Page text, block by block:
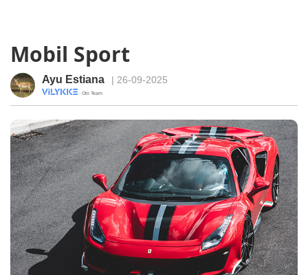
Mobil Sport
Ayu Estiana | 26-09-2025
· Oto Team